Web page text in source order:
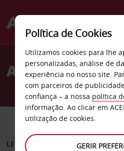
Welcome
AvisAluguer de
CARRO
LEVANTAR EM
Política de Cookies
Utilizamos cookies para lhe
personalizadas, análise de
experiência no nosso site.
com parceiros de
confiança – a nossa política
informação. Ao clicar em
utilização de cookies.
GERIR